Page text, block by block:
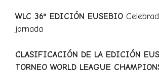
WLC 36º EDICIÓN EUSEBIO
jornada
CLASIFICACIÓN DE LA EDICIÓN
TORNEO WORLD LEAGUE